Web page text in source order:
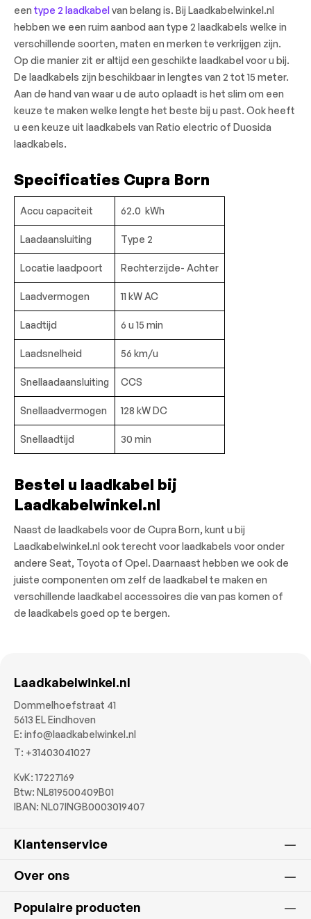
een type 2 laadkabelvan belang is. Bij Laadkabelwinkel.nl
hebben we een ruim aanbod aan type 2 laadkabels welke in
verschillende soorten, maten en merken te verkrijgen zijn.
Op die manier zit er altijd een geschikte laadkabel voor u bij.
De laadkabels zijn beschikbaar in lengtes van 2 tot 15 meter.
Aan de hand van waar u de auto oplaadt is het slim om een
keuze te maken welke lengte het beste bij u past. Ook heeft
u een keuze uit laadkabels van Ratio electric of Duosida
laadkabels.
Specificaties Cupra Born
Accu capaciteit 62.0 kWh
Laadaansluiting Type 2
Locatie laadpoort Rechterzijde- Achter
Laadvermogen 11 kW AC
Laadtijd 6 u 15 min
Laadsnelheid 56 km/u
Snellaadaansluiting CCS
Snellaadvermogen 128 kW DC
Snellaadtijd 30 min
Bestel u laadkabel bij
Laadkabelwinkel.nl
Naast de laadkabels voor de Cupra Born, kunt u bij
Laadkabelwinkel.nl ook terecht voor laadkabels voor onder
andere Seat, Toyota of Opel. Daarnaast hebben we ook de
juiste componenten om zelf de laadkabel te maken en
verschillende laadkabel accessoires die van pas komen of
de laadkabels goed op te bergen.
Laadkabelwinkel.nl
Dommelhoefstraat 41
5613 EL Eindhoven
E: info@laadkabelwinkel.nl
T: +31403041027
KvK: 17227169
Btw: NL819500409B01
IBAN: NL07INGB0003019407
Klantenservice
Over ons
Populaire producten